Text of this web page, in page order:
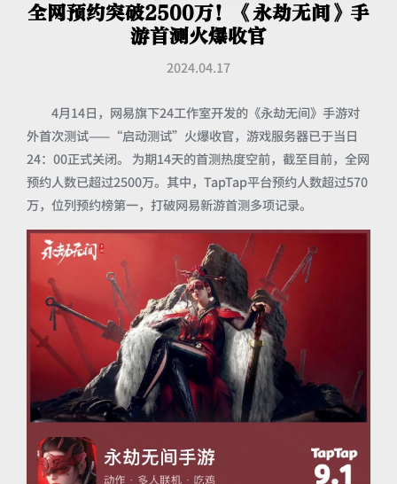
全网预约突破2500万！《永劫无间》手
游首测火爆收官
2024.04.17
4月14日，网易旗下24工作室开发的《永劫无间》手游对
外首次测试——“启动测试”火爆收官，游戏服务器已于当日
24：00正式关闭。 为期14天的首测热度空前，截至目前，全网
预约人数已超过2500万。其中，TapTap平台预约人数超过570
万，位列预约榜第一，打破网易新游首测多项记录。